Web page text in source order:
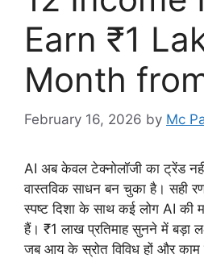
Earn ₹1
Month
February 16, 2026 by Mc
AI अब केवल टेक्नोलॉजी का ट्रेंड
वास्तविक साधन बन चुका है। सही
स्पष्ट दिशा के साथ कई लोग AI की
हैं। ₹1 लाख प्रतिमाह सुनने में बड़ा
जब आय के स्रोत विविध हों और काम